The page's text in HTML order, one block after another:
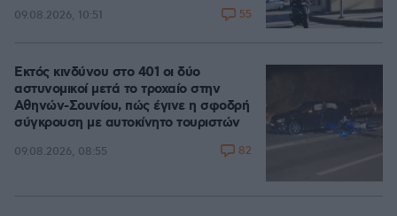
09.08.2026, 10:51 55
Εκτός κινδύνου στο 401 οι δύο
αστυνομικοί μετά το τροχαίο στην
Αθηνών-Σουνίου, πώς έγινε η σφοδρή
σύγκρουση με αυτοκίνητο τουριστών
09.08.2026, 08:55 82